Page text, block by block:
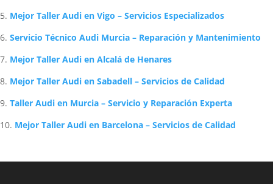
Mejor Taller Audi en Vigo – Servicios Especializados
Servicio Técnico Audi Murcia – Reparación y Mantenimiento
Mejor Taller Audi en Alcalá de Henares
Mejor Taller Audi en Sabadell – Servicios de Calidad
Taller Audi en Murcia – Servicio y Reparación Experta
Mejor Taller Audi en Barcelona – Servicios de Calidad